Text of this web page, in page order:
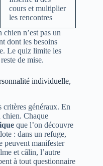
cours et multiplier
les rencontres
n’est pas un
dont les besoins
Le quiz limite les
de mise.
individuelle,
généraux. En
chien. Chaque
que l’on découvre
: dans un refuge,
peuvent manifester
et câlin, l’autre
à tout questionnaire